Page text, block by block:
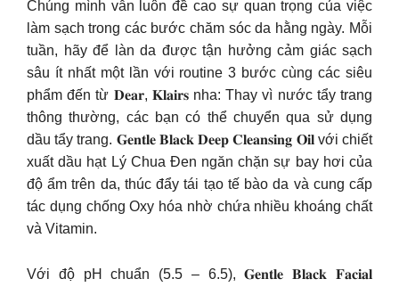
Chúng mình vẫn luôn đề cao sự quan trọng của việc
làm sạch trong các bước chăm sóc da hằng ngày. Mỗi
tuần, hãy để làn da được tận hưởng cảm giác sạch
sâu ít nhất một lần với routine 3 bước cùng các siêu
phẩm đến từ 𝐃𝐞𝐚𝐫, 𝐊𝐥𝐚𝐢𝐫𝐬 nha: Thay vì nước tẩy trang
thông thường, các bạn có thể chuyển qua sử dụng
dầu tẩy trang. 𝐆𝐞𝐧𝐭𝐥𝐞 𝐁𝐥𝐚𝐜𝐤 𝐃𝐞𝐞𝐩 𝐂𝐥𝐞𝐚𝐧𝐬𝐢𝐧𝐠 𝐎𝐢𝐥 với chiết
xuất dầu hạt Lý Chua Đen ngăn chặn sự bay hơi của
độ ẩm trên da, thúc đẩy tái tạo tế bào da và cung cấp
tác dụng chống Oxy hóa nhờ chứa nhiều khoáng chất
và Vitamin.
Với độ pH chuẩn (5.5 – 6.5), 𝐆𝐞𝐧𝐭𝐥𝐞 𝐁𝐥𝐚𝐜𝐤 𝐅𝐚𝐜𝐢𝐚𝐥